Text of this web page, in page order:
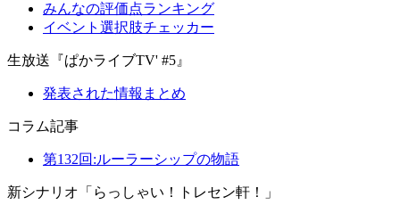
みんなの評価点ランキング
イベント選択肢チェッカー
生放送『ぱかライブTV' #5』
発表された情報まとめ
コラム記事
第132回:ルーラーシップの物語
新シナリオ「らっしゃい！トレセン軒！」